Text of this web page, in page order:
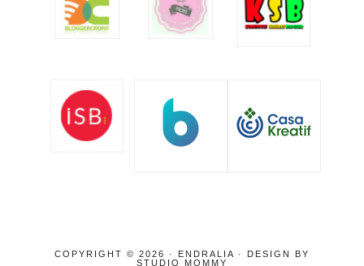
COPYRIGHT © 2026 · ENDRALIA · DESIGN BY
STUDIO MOMMY